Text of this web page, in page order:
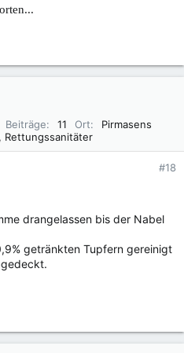
Beiträge 11 Ort
Pirmasens
Rettungssanitäter
#18
drangelassen bis der Nabel
getränkten Tupfern gereinigt